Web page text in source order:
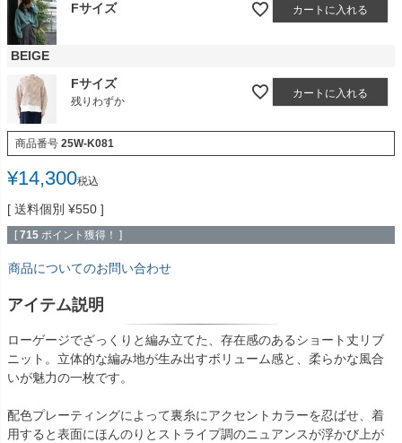
Fサイズ カートに入れる
BEIGE
Fサイズ
残りわずか
カートに入れる
商品番号 25W-K081
¥14,300税込
送料個別 ¥550
[ 715 ポイント獲得！ ]
商品についてのお問い合わせ
アイテム説明
ローゲージでざっくりと編み立てた、存在感のあるショート丈リブ
ニット。立体的な編み地が生み出すボリューム感と、柔らかな風合
いが魅力の一枚です。
配色プレーティングによって裏糸にアクセントカラーを忍ばせ、着
用すると表面にほんのりとストライプ調のニュアンスが浮かび上が